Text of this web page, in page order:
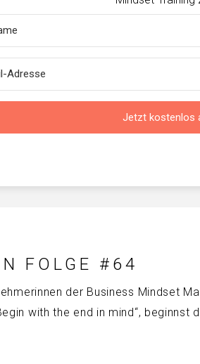
Jetzt kostenlos
FOLGE #64
der Business Mindset
with the end in mind“,